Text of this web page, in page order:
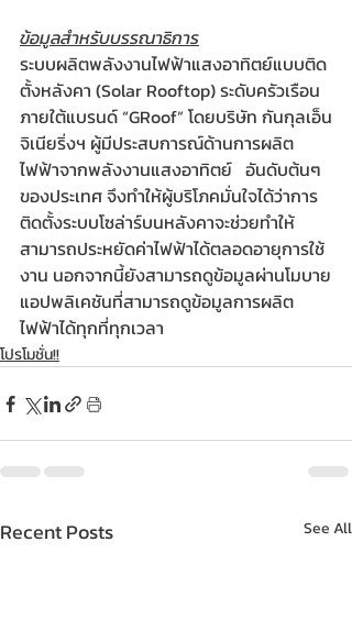
ข้อมูลสำหรับบรรณาธิการ
ระบบผลิตพลังงานไฟฟ้าแสงอาทิตย์แบบติด
ตั้งหลังคา (Solar Rooftop) ระดับครัวเรือน
ภายใต้แบรนด์ “GRoof” โดยบริษัท กันกุลเอ็น
จิเนียริ่งฯ ผู้มีประสบการณ์ด้านการผลิต
ไฟฟ้าจากพลังงานแสงอาทิตย์   อันดับต้นๆ
ของประเทศ จึงทำให้ผู้บริโภคมั่นใจได้ว่าการ
ติดตั้งระบบโซล่าร์บนหลังคาจะช่วยทำให้
สามารถประหยัดค่าไฟฟ้าได้ตลอดอายุการใช้
งาน นอกจากนี้ยังสามารถดูข้อมูลผ่านโมบาย
แอปพลิเคชันที่สามารถดูข้อมูลการผลิต
ไฟฟ้าได้ทุกที่ทุกเวลา
โปรโมชั่น!!
Recent Posts See All